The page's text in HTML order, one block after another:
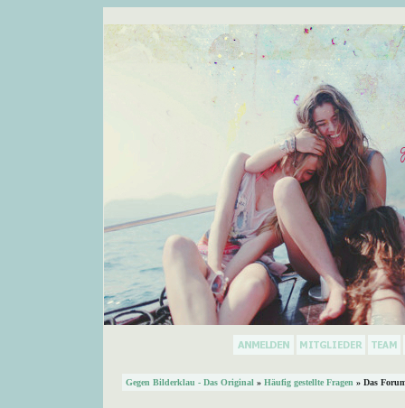
Gegen Bilderklau - Das Original » Häufig gestellte Fragen » Das